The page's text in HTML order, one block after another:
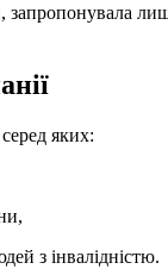
запропонувала
яких:
з інвалідністю.